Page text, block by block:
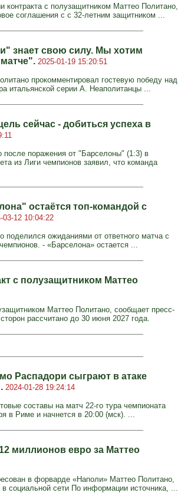
контракта с полузащитником Маттео Политано,
соглашения с с 32-летним защитником ...
знает свою силу. Мы хотим
2025-01-19 15:20:51
прокомментировал гостевую победу над
итальянской серии А. Неаполитанцы ...
сейчас - добиться успеха в
после поражения от "Барселоны" (1:3) в
из Лиги чемпионов заявил, что команда
остаётся топ-командой с
03-12 10:04:22
поделился ожиданиями от ответного матча с
- «Барселона» остается ...
с полузащитником Маттео
Маттео Политано, сообщает пресс-
рассчитано до 30 июня 2027 года.
Распадори сыграют в атаке
2024-01-28 19:24:14
составы на матч 22‑го тура чемпионата
в Риме и начнется в 20:00 (мск). ...
миллионов евро за Маттео
в форварде «Наполи» Маттео Политано,
социальной сети По информации источника, ...